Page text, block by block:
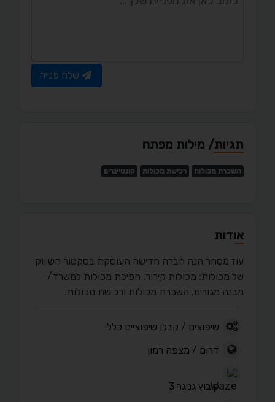
שלח פנייה
תגיות/ מילות מפתח
השכרת מכולות רכישת מכולות קונטיינרים
אודות
עוז מסחר הנה חברה חדישה העוסקת בסקטור השיווק
של מכולות: מכולות קירור, הפיכת מכולות למשרד/
מבנה מגורים, השכרת מכולות ורכישת מכולות.
שיפוצים / קבלן שיפוציים כללי
דרום / מצפה רמון
קיבוץ גניגר 3